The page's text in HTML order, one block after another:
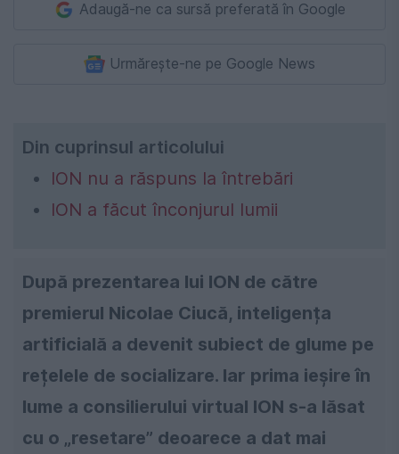
Adaugă-ne ca sursă preferată în Google
Urmărește-ne pe Google News
Din cuprinsul articolului
ION nu a răspuns la întrebări
ION a făcut înconjurul lumii
După prezentarea lui ION de către
premierul Nicolae Ciucă, inteligența
artificială a devenit subiect de glume pe
rețelele de socializare. Iar prima ieșire în
lume a consilierului virtual ION s-a lăsat
cu o „resetare” deoarece a dat mai